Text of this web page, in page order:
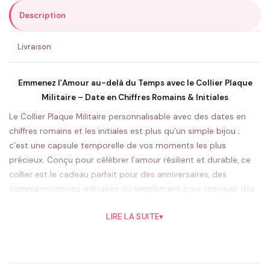
Description
Livraison
Emmenez l’Amour au-delà du Temps avec le Collier Plaque
Militaire – Date en Chiffres Romains & Initiales
Le Collier Plaque Militaire personnalisable avec des dates en
chiffres romains et les initiales est plus qu’un simple bijou ;
c’est une capsule temporelle de vos moments les plus
précieux. Conçu pour célébrer l’amour résilient et durable, ce
collier est le cadeau parfait pour des anniversaires, des
commémorations militaires ou simplement pour marquer des
Ce bijou unique, au design robuste et élégant, incarne la force
LIRE LA SUITE▾